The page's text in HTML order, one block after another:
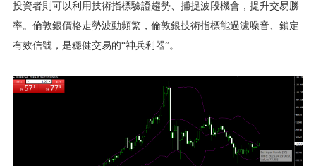
投資者則可以利用技術指標驗證趨勢、捕捉波段機會，提升交易勝
率。倫敦銀價格走勢波動頻繁，倫敦銀技術指標能過濾噪音、鎖定
有效信號，是穩健交易的“神兵利器”。